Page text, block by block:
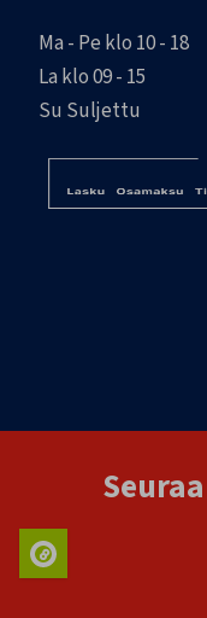
Ma - Pe klo 10 - 18
La klo 09 - 15
Su Suljettu